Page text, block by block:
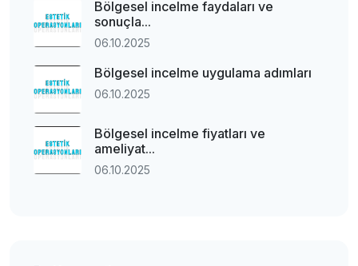
Bölgesel incelme faydaları ve
sonuçla...
06.10.2025
Bölgesel incelme uygulama adımları
06.10.2025
Bölgesel incelme fiyatları ve
ameliyat...
06.10.2025